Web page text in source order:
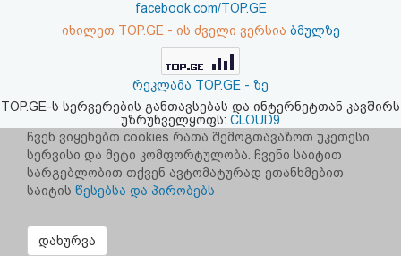
შეთანხმება
პასუხისმგებლობის
უარყოფა
facebook.com/TOP.GE
იხილეთ TOP.GE - ის ძველი ვერსია ბმულზე
რეკლამა TOP.GE - ზე
TOP.GE-ს სერვერების განთავსებას და ინტერნეტთან კავშირს
უზრუნველყოფს: CLOUD9
ჩვენ ვიყენებთ cookies რათა შემოგთავაზოთ უკეთესი
სერვისი და მეტი კომფორტულობა. ჩვენი საიტით
სარგებლობით თქვენ ავტომატურად ეთანხმებით
საიტის წესებსა და პირობებს
დახურვა